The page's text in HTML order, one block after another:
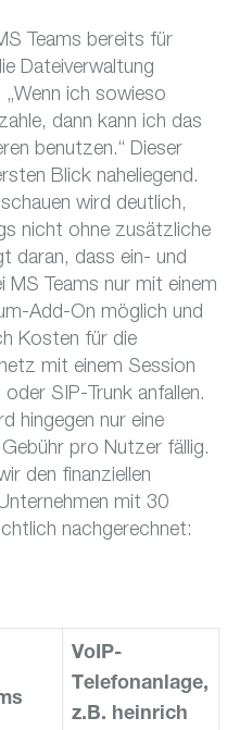
Teams bereits für
Dateiverwaltung
ich sowieso
dann kann ich das
benutzen.“ Dieser
Blick naheliegend.
wird deutlich,
nicht ohne zusätzliche
daran, dass ein- und
MS Teams nur mit einem
Add-On möglich und
Kosten für die
mit einem Session
SIP-Trunk anfallen.
hingegen nur eine
pro Nutzer fällig.
den finanziellen
mit 30
nachgerechnet:
VoIP-
Telefonanlage,
z.B. heinrich